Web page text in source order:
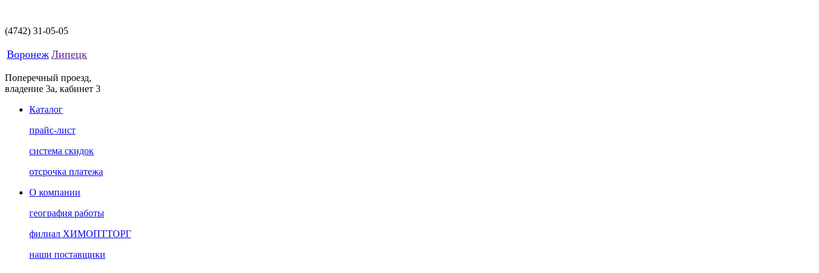
(4742) 31-05-05
Воронеж Липецк
Поперечный проезд,
владение 3а, кабинет 3
Каталог
прайс-лист
система скидок
отсрочка платежа
О компании
география работы
филиал ХИМОПТТОРГ
наши поставщики